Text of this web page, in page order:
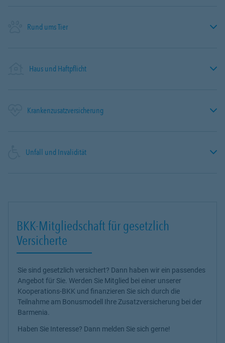
Rund ums Tier
Haus und Haftpflicht
Krankenzusatzversicherung
Unfall und Invalidität
BKK-Mitgliedschaft für gesetzlich
Versicherte
Sie sind gesetzlich versichert? Dann haben wir ein passendes
Angebot für Sie. Werden Sie Mitglied bei einer unserer
Kooperations-BKK und finanzieren Sie sich durch die
Teilnahme am Bonusmodell Ihre Zusatzversicherung bei der
Barmenia.
Haben Sie Interesse? Dann melden Sie sich gerne!